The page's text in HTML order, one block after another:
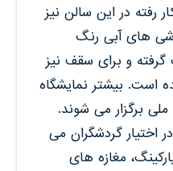
رفته در این سالن نیز
های آبی رنگ
و برای سقف نیز
است. بیشتر نمایشگاه
برگزار می شوند.
گردشگران می
مغازه های